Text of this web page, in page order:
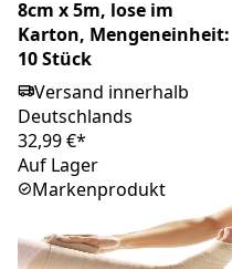
8cm x 5m, lose im
Karton, Mengeneinheit:
10 Stück
Versand innerhalb
Deutschlands
32,99 €*
Auf Lager
Markenprodukt